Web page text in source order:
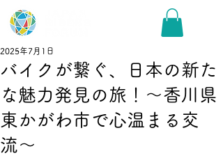
バイクが繋ぐ、日本の新た
な魅力発見の旅！〜香川県
東かがわ市で心温まる交
流〜
2025年7月1日